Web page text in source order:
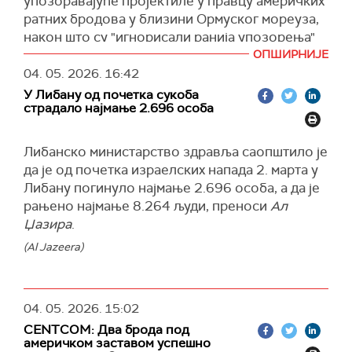
међународноправног основа и мандат
немачког Бундестага.
Немачки званичници наводе да се ситуација у
региону пажљиво прати у координацији са
НАТО савезницима.
(Танјуг)
све поморске покрете који су супротни
њиховим декларисаним принципима.
Ти бродови, како се наводи, суочавају се са
озбиљним ризицима, а бродови који крше
(Танјуг)
ратних бродова у близини Ормуског мореуза,
након што су "игнорисали ранија упозорења"
да не прилазе тој стратешкој поморској рути.
У саопштењу морнарице ИРГЦ наводи се да су
бродови наводно искључили транспондере и
покушали да се приближе мореузу у "тихом
радарске системе.
ИРГЦ истиче да је акција била одговор на,
како наводе, кршење примирја и покушај
приближавања у зони која је под контролом
иранских снага од ескалације сукоба у
региону, преноси иранска ТВ Прес.
упозорење, морнарица Исламске Републике
Иран испалила је упозоравајуће хице
ОПШИРНИЈЕ
04. 05. 2026. 16:42
У Либану од почетка сукоба
страдало најмање 2.696 особа
Либанско министарство здравља саопштило је
да је од почетка израелских напада 2. марта у
Либану погинуло најмање 2.696 особа, а да је
рањено најмање 8.264 људи, преноси Ал
Џазира.
(Al Jazeera)
04. 05. 2026. 15:02
CENTCOM: Два брода под
америчком заставом успешно